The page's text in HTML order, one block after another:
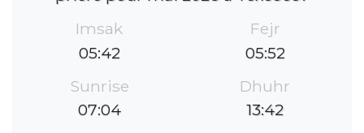
Imsak
05:42
Fejr
05:52
Sunrise
07:04
Dhuhr
13:42